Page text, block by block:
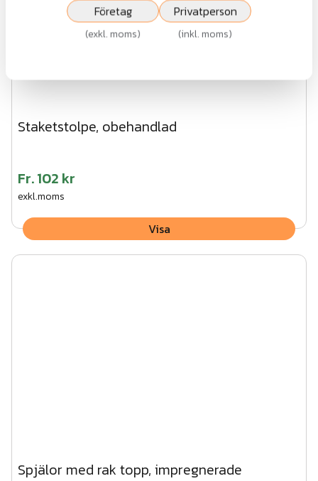
Staketstolpe, obehandlad
Fr.102 kr
exkl.moms
Visa
Spjälor med rak topp, impregnerade
Företag
(exkl. moms)
Privatperson
(inkl. moms)